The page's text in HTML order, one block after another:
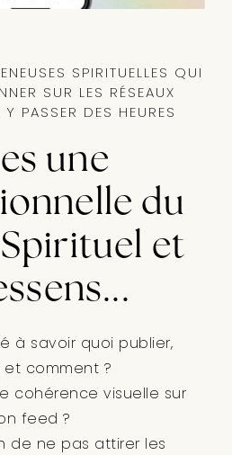
SPIRITUELLES QUI
SUR LES RÉSEAUX
PASSER DES HEURES
une
du
et
à savoir quoi publier,
comment ?
cohérence visuelle sur
feed ?
de ne pas attirer les